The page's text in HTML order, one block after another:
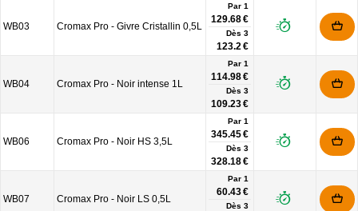
WB03 Cromax Pro - Givre Cristallin 0,5L
Par 1
129.68 €
Dès 3
123.2 €
WB04 Cromax Pro - Noir intense 1L
Par 1
114.98 €
Dès 3
109.23 €
WB06 Cromax Pro - Noir HS 3,5L
Par 1
345.45 €
Dès 3
328.18 €
WB07 Cromax Pro - Noir LS 0,5L
Par 1
60.43 €
Dès 3